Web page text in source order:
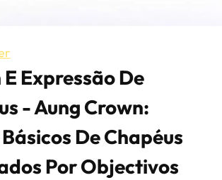
Expressão De
- Aung Crown:
De Chapéus
Por Objectivos